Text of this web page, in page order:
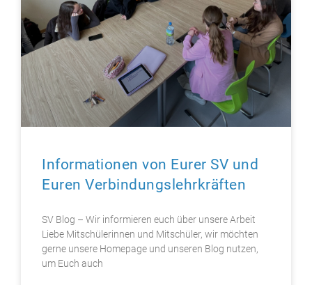
Informationen von Eurer SV und
Euren Verbindungslehrkräften
SV Blog – Wir informieren euch über unsere Arbeit
Liebe Mitschülerinnen und Mitschüler, wir möchten
gerne unsere Homepage und unseren Blog nutzen,
um Euch auch